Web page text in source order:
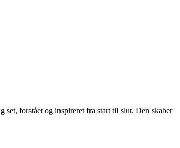
forstået og inspireret fra start til slut. Den skaber